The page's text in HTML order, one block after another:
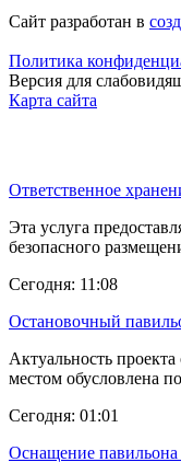
Сайт разработан в
Политика
Версия для
Карта сайта
Ответственное
Эта услуга
безопасного
Сегодня: 11:08
Остановочный
Актуальность
местом обусловлена
Сегодня: 01:01
Оснащение